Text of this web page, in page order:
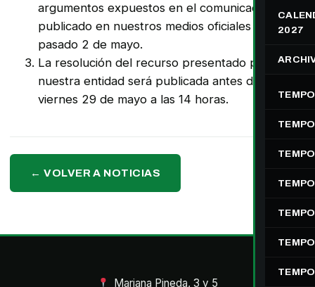
2027
argumentos expuestos en el comunicado
publicado en nuestros medios oficiales el
pasado 2 de mayo.
La resolución del recurso presentado por
nuestra entidad será publicada antes del
viernes 29 de mayo a las 14 horas.
← VOLVER A NOTICIAS
Mariana Pineda, 3 y 5